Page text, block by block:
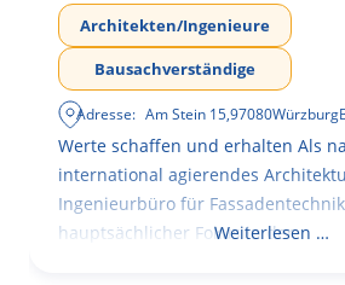
Architekten/Ingenieure
Bausachverständige
Adresse: Am Stein 15,97080Würzburg
Werte schaffen und erhalten Als
international agierendes
Ingenieurbüro für
hauptsächlicher Fokus in der
Weiterlesen …